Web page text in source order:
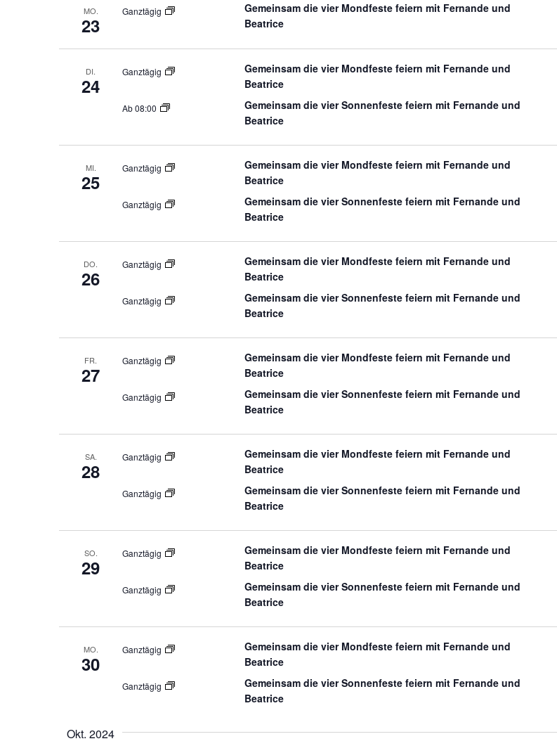
MO.
23
Ganztägig
Gemeinsam die vier Mondfeste feiern mit Fernande und
Beatrice
DI.
24
Ganztägig
Gemeinsam die vier Mondfeste feiern mit Fernande und
Beatrice
Ab 08:00
Gemeinsam die vier Sonnenfeste feiern mit Fernande und
Beatrice
MI.
25
Ganztägig
Gemeinsam die vier Mondfeste feiern mit Fernande und
Beatrice
Ganztägig
Gemeinsam die vier Sonnenfeste feiern mit Fernande und
Beatrice
DO.
26
Ganztägig
Gemeinsam die vier Mondfeste feiern mit Fernande und
Beatrice
Ganztägig
Gemeinsam die vier Sonnenfeste feiern mit Fernande und
Beatrice
FR.
27
Ganztägig
Gemeinsam die vier Mondfeste feiern mit Fernande und
Beatrice
Ganztägig
Gemeinsam die vier Sonnenfeste feiern mit Fernande und
Beatrice
SA.
28
Ganztägig
Gemeinsam die vier Mondfeste feiern mit Fernande und
Beatrice
Ganztägig
Gemeinsam die vier Sonnenfeste feiern mit Fernande und
Beatrice
SO.
29
Ganztägig
Gemeinsam die vier Mondfeste feiern mit Fernande und
Beatrice
Ganztägig
Gemeinsam die vier Sonnenfeste feiern mit Fernande und
Beatrice
MO.
30
Ganztägig
Gemeinsam die vier Mondfeste feiern mit Fernande und
Beatrice
Ganztägig
Gemeinsam die vier Sonnenfeste feiern mit Fernande und
Beatrice
Okt. 2024